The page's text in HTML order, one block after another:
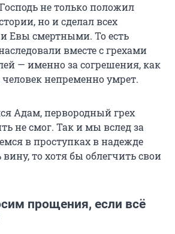
не только положил
но и сделал всех
Евы смертными. То есть
вместе с грехами
— именно за согрешения, как
человек непременно умрет.
Адам, первородный грех
не смог. Так и мы вслед за
в проступках в надежде
то хотя бы облегчить свои
прощения, если всё